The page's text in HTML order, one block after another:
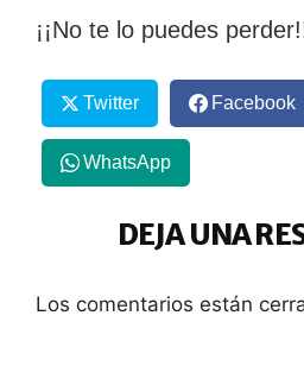
¡¡No te lo puedes
Twitter Facebook
WhatsApp
DEJA UNA
Los comentarios están